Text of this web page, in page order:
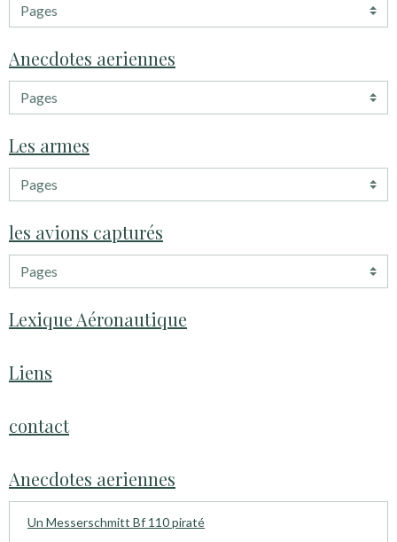
Anecdotes aeriennes
Les armes
les avions capturés
Lexique Aéronautique
Liens
contact
Anecdotes aeriennes
Un Messerschmitt Bf 110 piraté